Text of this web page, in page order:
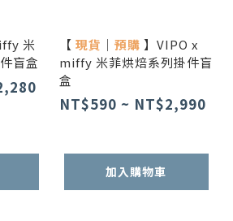
米
盲盒
【 現貨 ｜ 預購 】VIPO x
miffy 米菲烘焙系列掛件盲
盒
NT$590 ~ NT$2,990
加入購物車